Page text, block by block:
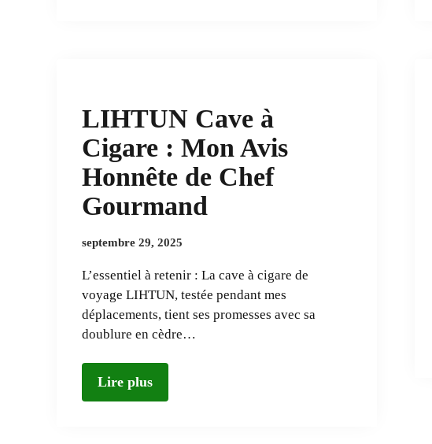
LIHTUN Cave à
Cigare : Mon Avis
Honnête de Chef
Gourmand
septembre 29, 2025
L’essentiel à retenir : La cave à cigare de
voyage LIHTUN, testée pendant mes
déplacements, tient ses promesses avec sa
doublure en cèdre…
Lire plus